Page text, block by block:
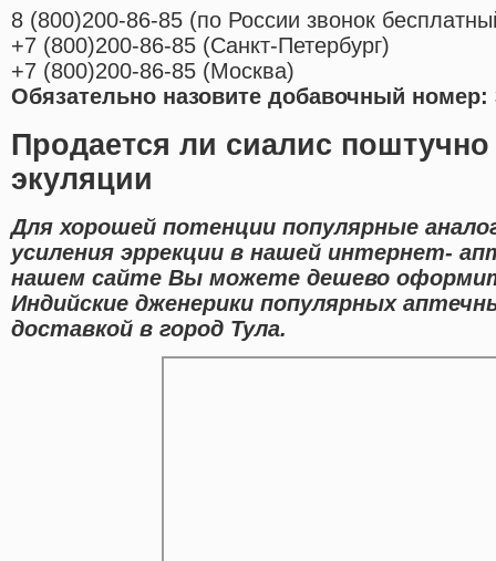
8 (800)200-86-85 (по России звонок
+7 (800)200-86-85 (Санкт-Петербург)
+7 (800)200-86-85 (Москва)
Обязательно назовите добавочный номер:
Продается ли сиалис
экуляции
Для хорошей потенции популярные
усиления эррекции в нашей интернет-
нашем сайте Вы можете дешево
Индийские дженерики популярных
доставкой в город Тула.